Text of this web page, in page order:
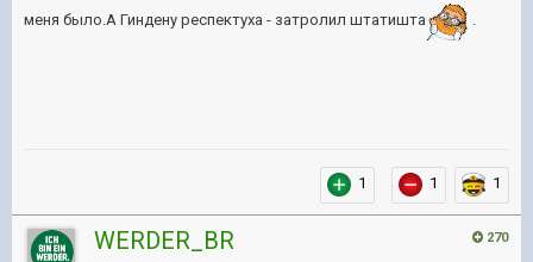
меня было.А Гиндену респектуха - затролил штатишта
.
1 1 1
270
WERDER_BR